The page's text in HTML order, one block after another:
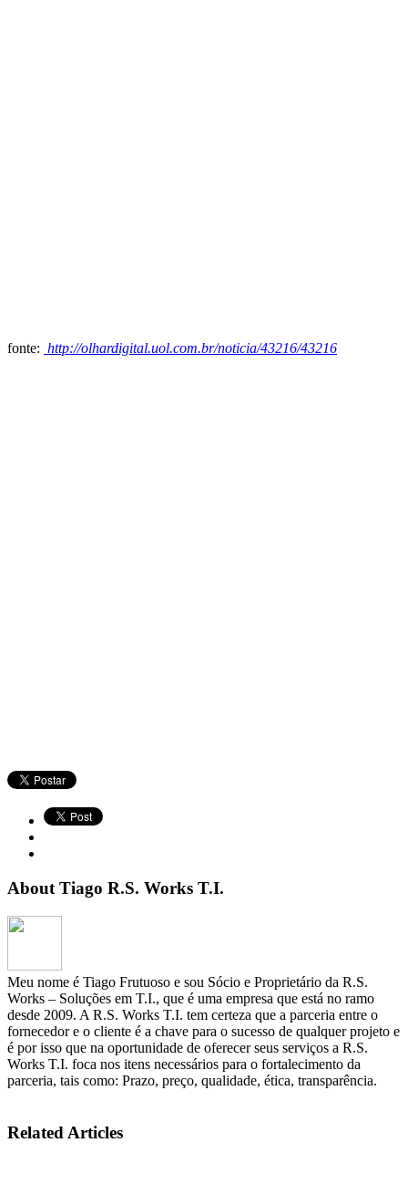
fonte: http://olhardigital.uol.com.br/noticia/43216/43216
About Tiago R.S. Works T.I.
Meu nome é Tiago Frutuoso e sou Sócio e Proprietário da R.S.
Works – Soluções em T.I., que é uma empresa que está no ramo
desde 2009. A R.S. Works T.I. tem certeza que a parceria entre o
fornecedor e o cliente é a chave para o sucesso de qualquer projeto e
é por isso que na oportunidade de oferecer seus serviços a R.S.
Works T.I. foca nos itens necessários para o fortalecimento da
parceria, tais como: Prazo, preço, qualidade, ética, transparência.
Related Articles